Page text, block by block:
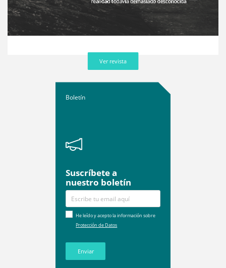
Ver revista
Boletín
Suscríbete a
nuestro boletín
He leído y acepto la información sobre
Protección de Datos
Enviar